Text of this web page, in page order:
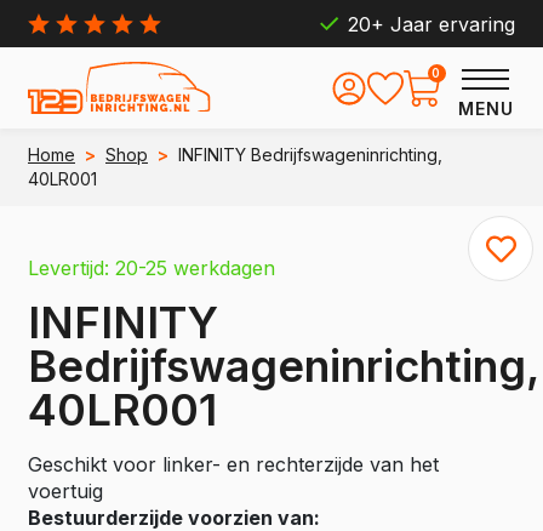
20+ Jaar ervaring
MENU
0
Home > Shop > INFINITY Bedrijfswageninrichting,
40LR001
Levertijd: 20-25 werkdagen
INFINITY
Bedrijfswageninrichting,
40LR001
Geschikt voor linker- en rechterzijde van het
voertuig
Bestuurderzijde voorzien van: